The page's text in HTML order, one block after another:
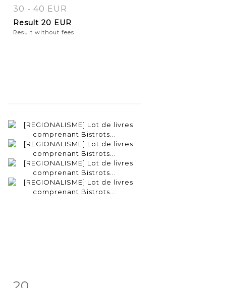
30 - 40 EUR
Result 20 EUR
Result without fees
Item detail